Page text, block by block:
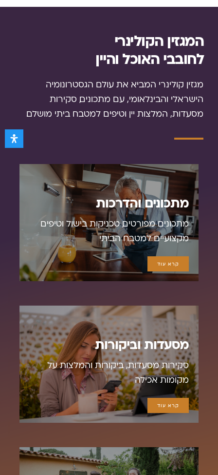
המגזין הקולינרי
לחובבי האוכל והיין
מגזין קולינרי המביא את עולם הגסטרונומיה
הישראלי והבינלאומי, עם מתכונים, סקירות
מסעדות, המלצות יין וטיפים למטבח ביתי מושלם.
מתכונים והדרכות
מתכונים מפורטים, טכניקות בישול וטיפים
מקצועיים למטבח הביתי
קרא עוד
מסעדות וביקורות
סקירות מסעדות, ביקורות והמלצות על
מקומות אכילה
קרא עוד